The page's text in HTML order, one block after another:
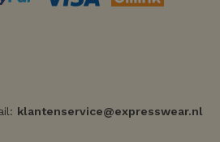
klantenservice@expresswear.nl